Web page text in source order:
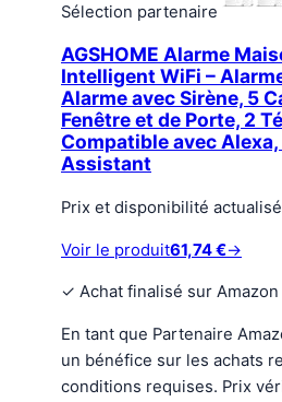
Sélection partenaire
AGSHOME Alarme
Intelligent WiFi –
Alarme avec Sirène, 5
Fenêtre et de Porte, 2
Compatible avec
Assistant
Prix et disponibilité
Voir le produit61,74 €→
✓ Achat finalisé sur Amazon
En tant que Partenaire
un bénéfice sur les achats
conditions requises. Prix